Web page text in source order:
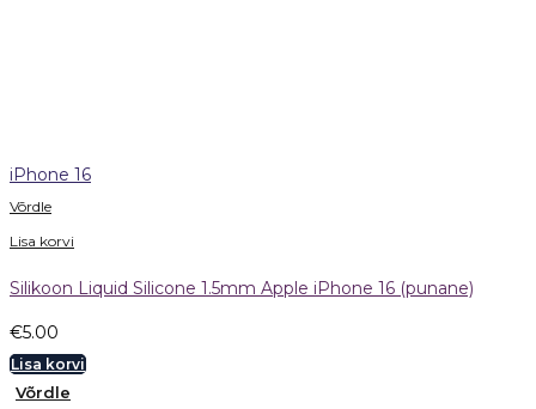
iPhone 16
Võrdle
Lisa korvi
Silikoon Liquid Silicone 1.5mm Apple iPhone 16 (punane)
Võrdle
€5.00
Lisa korvi